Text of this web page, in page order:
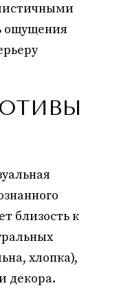
ощущения
близость к
хлопка),
декора.